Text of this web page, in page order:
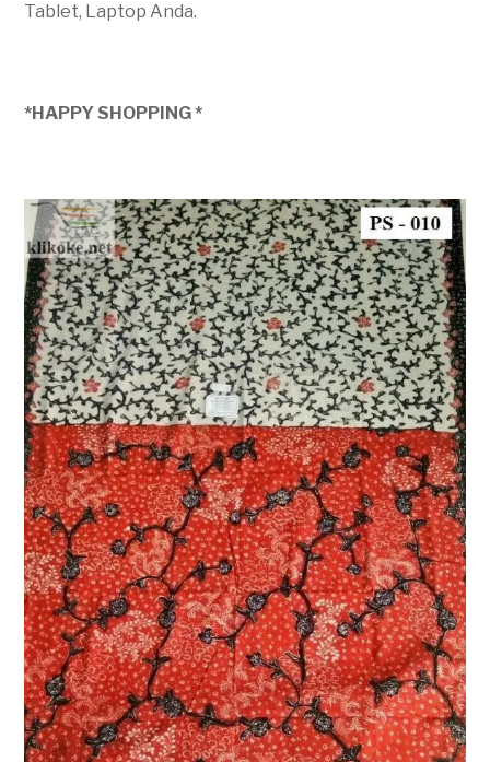
Tablet, Laptop Anda.
*HAPPY SHOPPING *